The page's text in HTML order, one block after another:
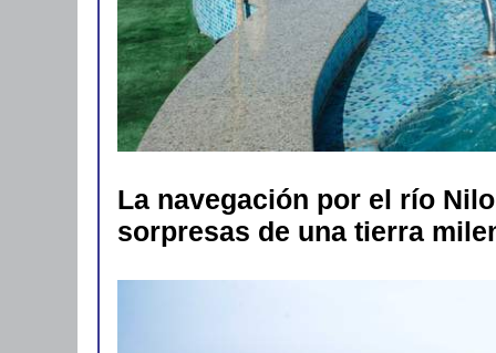
La navegación por el río
sorpresas de una tierra